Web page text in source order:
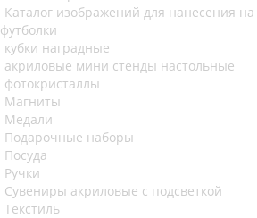
Каталог изображений для нанесения на
футболки
кубки наградные
акриловые мини стенды настольные
фотокристаллы
Магниты
Медали
Подарочные наборы
Посуда
Ручки
Сувениры акриловые с подсветкой
Текстиль